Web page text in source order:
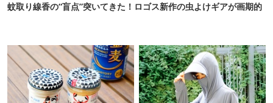
蚊取り線香の“盲点”突いてきた！ロゴス新作の虫よけギアが画期的